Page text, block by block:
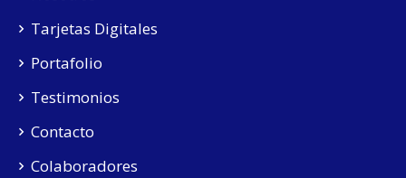
Tarjetas Digitales
Portafolio
Testimonios
Contacto
Colaboradores